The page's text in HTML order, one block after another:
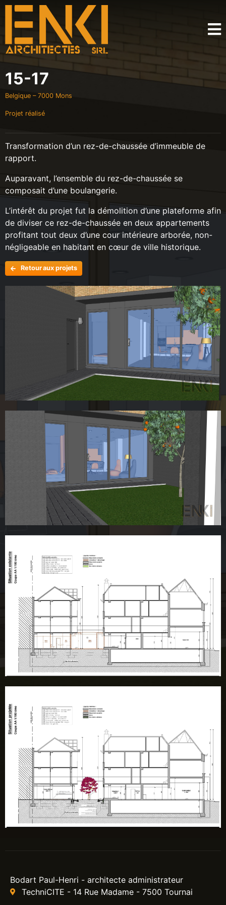
15-17
Belgique – 7000 Mons
Projet réalisé
Transformation d’un rez-de-chaussée d’immeuble de
rapport.
Auparavant, l’ensemble du rez-de-chaussée se
composait d’une boulangerie.
L’intérêt du projet fut la démolition d’une plateforme afin
de diviser ce rez-de-chaussée en deux appartements
profitant tout deux d’une cour intérieure arborée, non-
négligeable en habitant en cœur de ville historique.
Retour aux projets
Bodart Paul-Henri - architecte administrateur
TechniCITE - 14 Rue Madame - 7500 Tournai